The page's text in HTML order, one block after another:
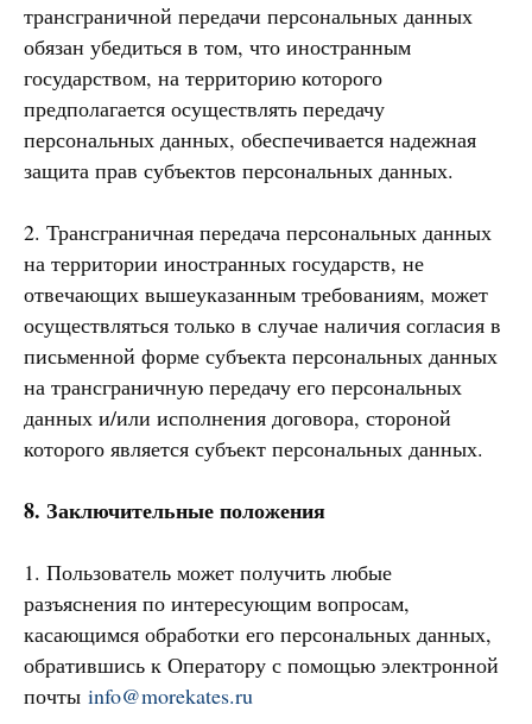
трансграничной передачи персональных данных
обязан убедиться в том, что иностранным
государством, на территорию которого
предполагается осуществлять передачу
персональных данных, обеспечивается надежная
защита прав субъектов персональных данных.
2. Трансграничная передача персональных данных
на территории иностранных государств, не
отвечающих вышеуказанным требованиям, может
осуществляться только в случае наличия согласия в
письменной форме субъекта персональных данных
на трансграничную передачу его персональных
данных и/или исполнения договора, стороной
которого является субъект персональных данных.
8. Заключительные положения
1. Пользователь может получить любые
разъяснения по интересующим вопросам,
касающимся обработки его персональных данных,
обратившись к Оператору с помощью электронной
почты info@morekates.ru